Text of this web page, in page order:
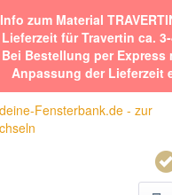
Info zum Material
Lieferzeit für Travertin ca.
Bei Bestellung per Express
Anpassung der Lieferzeit